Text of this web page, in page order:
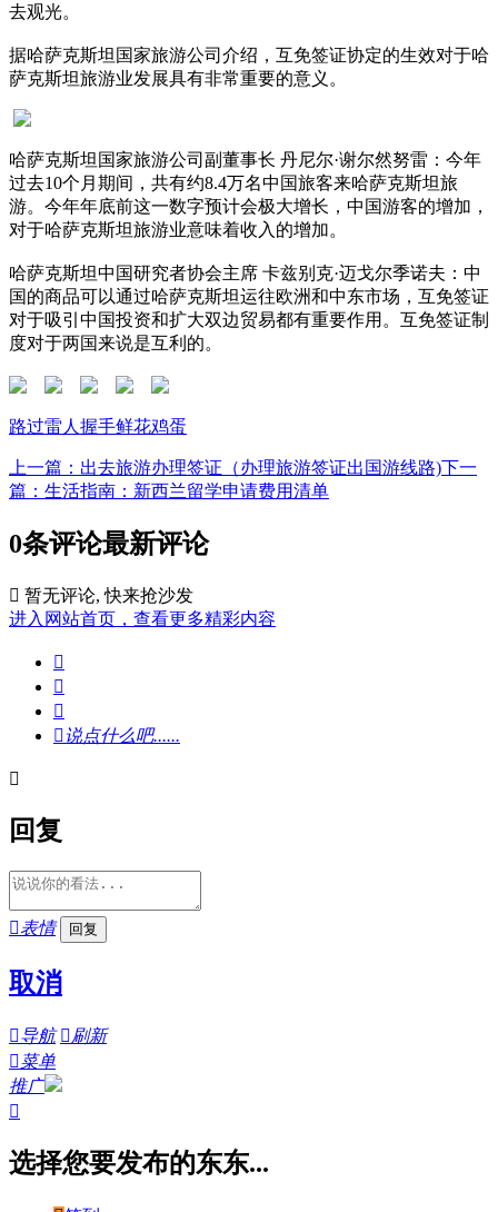
去观光。
据哈萨克斯坦国家旅游公司介绍，互免签证协定的生效对于哈
萨克斯坦旅游业发展具有非常重要的意义。
哈萨克斯坦国家旅游公司副董事长 丹尼尔·谢尔然努雷：今年
过去10个月期间，共有约8.4万名中国旅客来哈萨克斯坦旅
游。今年年底前这一数字预计会极大增长，中国游客的增加，
对于哈萨克斯坦旅游业意味着收入的增加。
哈萨克斯坦中国研究者协会主席 卡兹别克·迈戈尔季诺夫：中
国的商品可以通过哈萨克斯坦运往欧洲和中东市场，互免签证
对于吸引中国投资和扩大双边贸易都有重要作用。互免签证制
度对于两国来说是互利的。
路过雷人 握手鲜花鸡蛋
上一篇：出去旅游办理签证（办理旅游签证出国游线路)下一
篇：生活指南：新西兰留学申请费用清单
0条评论最新评论
 暂无评论, 快来抢沙发
进入网站首页，查看更多精彩内容



说点什么吧......

回复
表情
取消
导航 刷新
菜单
推广

选择您要发布的东东...